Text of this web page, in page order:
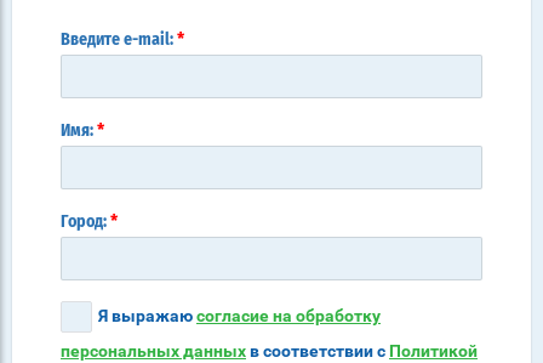
Введите e-mail: *
Имя: *
Город: *
Я выражаюсогласие на обработку
персональных данныхв соответствии с Политикой